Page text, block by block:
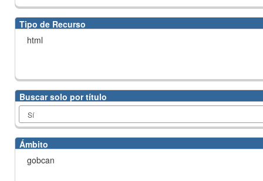
Tipo de Recurso
html
Buscar solo por título
Ámbito
gobcan